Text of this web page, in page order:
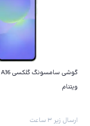
ویتنام
ارسال زیر ۳ ساعت